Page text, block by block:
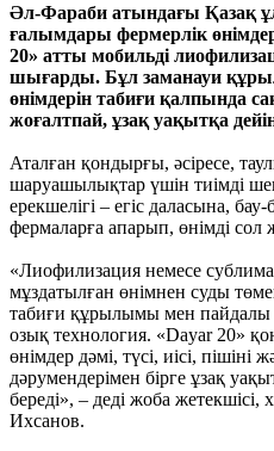
Әл-Фараби атындағы Қазақ
ғалымдары фермерлік
20» атты мобильді
шығарды. Бұл заманауи
өнімдерін табиғи қалпында
жоғалтпай, ұзақ уақытқа
Аталған қондырғы, әсіресе,
шаруашылықтар үшін тиімді
ерекшелігі – егіс даласына,
фермаларға апарып, өнімді сол
«Лиофилизация немесе
мұздатылған өнімнен суды
табиғи құрылымы мен пайдалы
озық технология. «Dayar 20»
өнімдер дәмі, түсі, иісі,
дәрумендерімен бірге ұзақ
береді», – деді жоба
Ихсанов.